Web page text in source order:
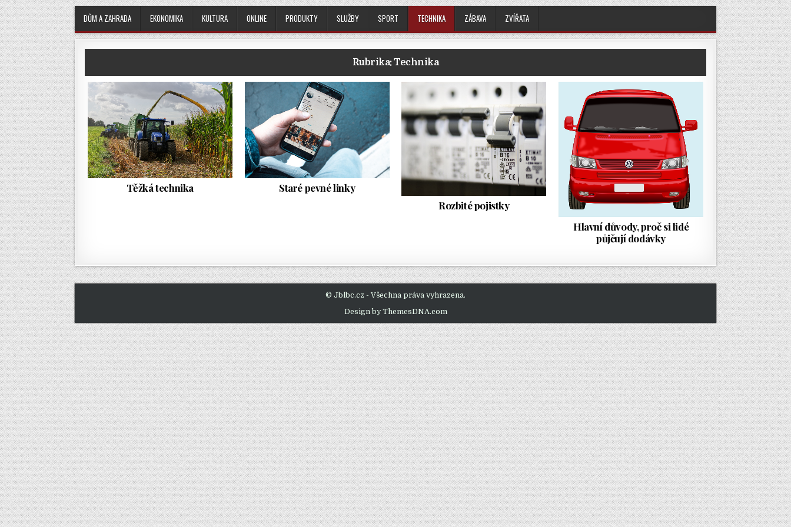
DŮM A ZAHRADA EKONOMIKA KULTURA ONLINE PRODUKTY SLUŽBY SPORT TECHNIKA ZÁBAVA ZVÍŘATA
Rubrika:Technika
Těžká technika
Staré pevné linky
Rozbité pojistky
Hlavní důvody, proč si lidé
půjčují dodávky
© Jblbc.cz - Všechna práva vyhrazena.
Design by ThemesDNA.com